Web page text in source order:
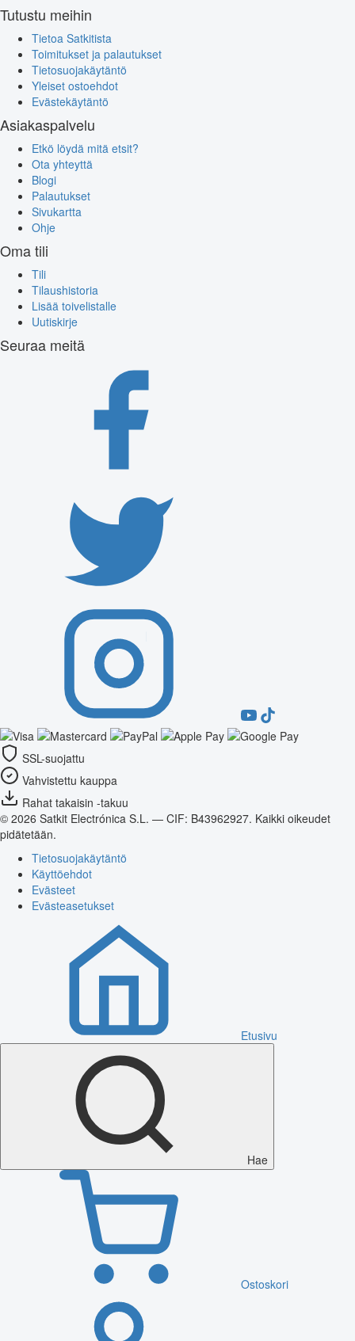
Tutustu meihin
Tietoa Satkitista
Toimitukset ja palautukset
Tietosuojakäytäntö
Yleiset ostoehdot
Evästekäytäntö
Asiakaspalvelu
Etkö löydä mitä etsit?
Ota yhteyttä
Blogi
Palautukset
Sivukartta
Ohje
Oma tili
Tili
Tilaushistoria
Lisää toivelistalle
Uutiskirje
Seuraa meitä
SSL-suojattu
Vahvistettu kauppa
Rahat takaisin -takuu
© 2026 Satkit Electrónica S.L. — CIF: B43962927. Kaikki oikeudet
pidätetään.
Tietosuojakäytäntö
Käyttöehdot
Evästeet
Evästeasetukset
Etusivu
Hae
Ostoskori